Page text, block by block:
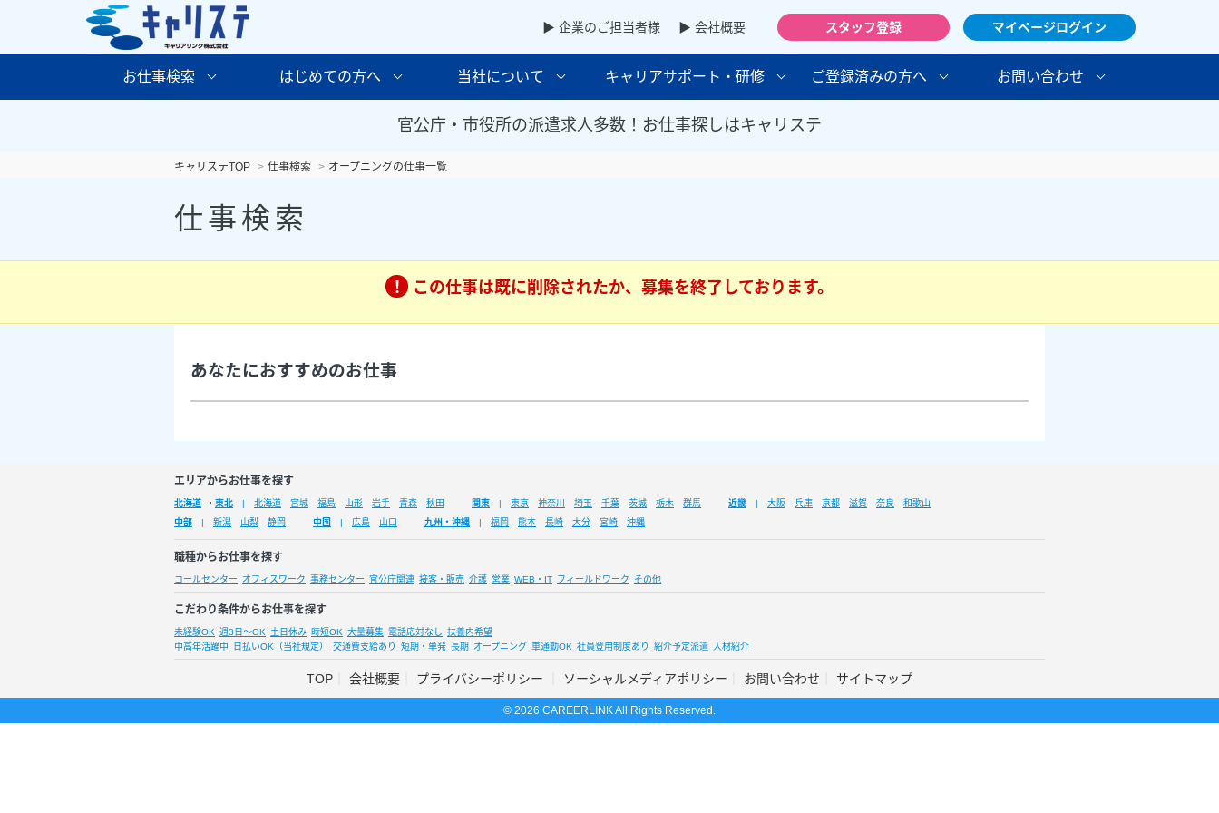
▶ 企業のご担当者様 ▶ 会社概要 スタッフ登録 マイページログイン
お仕事検索 はじめての方へ 当社について キャリアサポート・研修 ご登録済みの方へ お問い合わせ
官公庁・市役所の派遣求人多数！お仕事探しはキャリステ
キャリステTOP 仕事検索 オープニングの仕事一覧
仕事検索
この仕事は既に削除されたか、募集を終了しております。
あなたにおすすめのお仕事
エリアからお仕事を探す
北海道 ・ 東北 北海道 宮城 福島 山形 岩手 青森 秋田 関東 東京 神奈川 埼玉 千葉 茨城 栃木 群馬 近畿 大阪 兵庫 京都 滋賀 奈良
和歌山
中部
新潟 山梨 静岡 中国 広島 山口 九州・沖縄 福岡 熊本 長崎 大分 宮崎 沖縄
職種からお仕事を探す
コールセンター オフィスワーク 事務センター 官公庁関連 接客・販売 介護 営業 WEB・IT フィールドワーク その他
こだわり条件からお仕事を探す
未経験OK 週3日～OK 土日休み 時短OK 大量募集 電話応対なし 扶養内希望
中高年活躍中
日払いOK（当社規定） 交通費支給あり 短期・単発 長期 オープニング 車通勤OK 社員登用制度あり 紹介予定派遣 人材紹介
TOP 会社概要 プライバシーポリシー ソーシャルメディアポリシー お問い合わせ サイトマップ
© 2026 CAREERLINK All Rights Reserved.